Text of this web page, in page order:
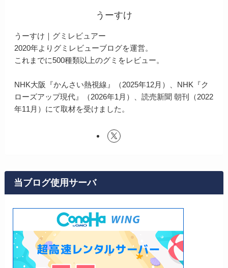
うーすけ
うーすけ｜グミレビュアー
2020年よりグミレビューブログを運営。
これまでに500種類以上のグミをレビュー。
NHK大阪『かんさい熱視線』（2025年12月）、NHK『ク
ローズアップ現代』（2026年1月）、読売新聞 朝刊（2022
年11月）にて取材を受けました。
当ブログ使用サーバ